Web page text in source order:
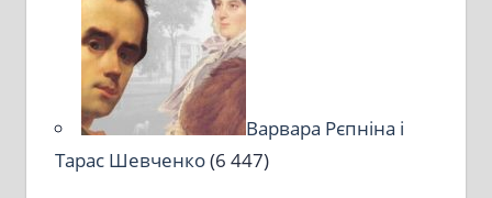
Варвара Рєпніна і
Тарас Шевченко(6 447)